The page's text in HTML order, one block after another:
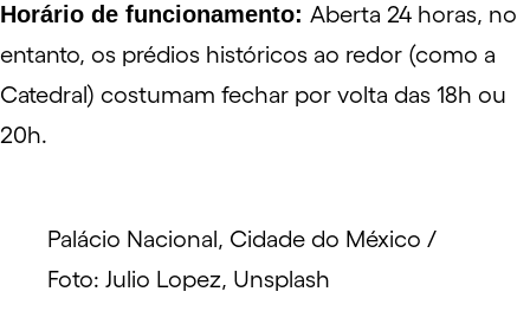
Horário de funcionamento: Aberta 24 horas, no
entanto, os prédios históricos ao redor (como a
Catedral) costumam fechar por volta das 18h ou
20h.
Palácio Nacional, Cidade do México /
Foto: Julio Lopez, Unsplash